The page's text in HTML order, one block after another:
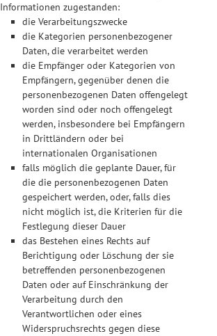
Informationen zugestanden:
die Verarbeitungszwecke
die Kategorien personenbezogener
Daten, die verarbeitet werden
die Empfänger oder Kategorien von
Empfängern, gegenüber denen die
personenbezogenen Daten offengelegt
worden sind oder noch offengelegt
werden, insbesondere bei Empfängern
in Drittländern oder bei
internationalen Organisationen
falls möglich die geplante Dauer, für
die die personenbezogenen Daten
gespeichert werden, oder, falls dies
nicht möglich ist, die Kriterien für die
Festlegung dieser Dauer
das Bestehen eines Rechts auf
Berichtigung oder Löschung der sie
betreffenden personenbezogenen
Daten oder auf Einschränkung der
Verarbeitung durch den
Verantwortlichen oder eines
Widerspruchsrechts gegen diese